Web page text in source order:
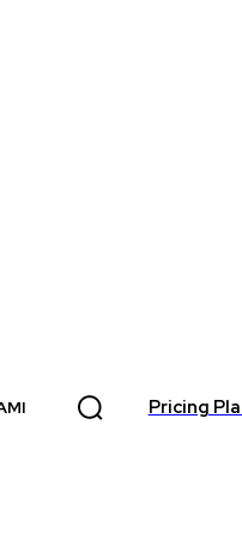
Pricing